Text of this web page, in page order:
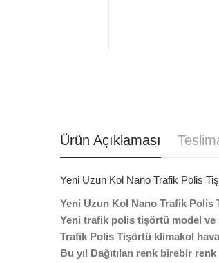
Ürün Açıklaması
Yeni Uzun Kol Nano Trafik Polis
Yeni Uzun Kol Nano Trafik
Yeni trafik polis tişörtü model
Trafik Polis Tişörtü klimakol
Bu yıl Dağıtılan renk birebir